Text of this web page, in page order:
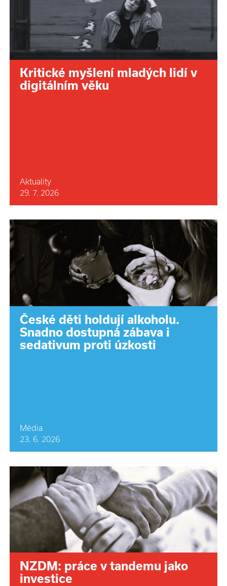
Kritické myšlení mladých lidí v
digitálním věku
Aktuality
29. 7. 2026
České děti holdují alkoholu.
Snadno dostupná zábava i
sedativum proti úzkosti
Média
23. 6. 2026
NZDM: práce v tandemu jako
investice